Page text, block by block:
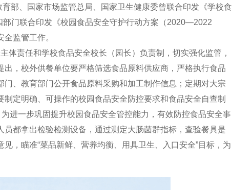
、国家市场监管总局、国家卫生健康委曾联合印发《学校食
门联合印发《校园食品安全守护行动方案（2020—2022
监管工作。
责任和学校食品安全校长（园长）负责制，切实强化监管，
，校外供餐单位要严格筛选食品原料供应商，严格执行食品
、教育部门公开食品原料采购和加工制作信息；定期对大宗
定明确、可操作的校园食品安全防控要求和食品安全自查制
进一步巩固提升校园食品安全管控能力，有效防控食品安全事
都拿出检验检测设备，通过测定大肠菌群指标，查验餐具是
，瞄准“菜品新鲜、营养均衡、用具卫生、入口安全”目标，为